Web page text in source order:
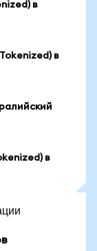
в
в
в